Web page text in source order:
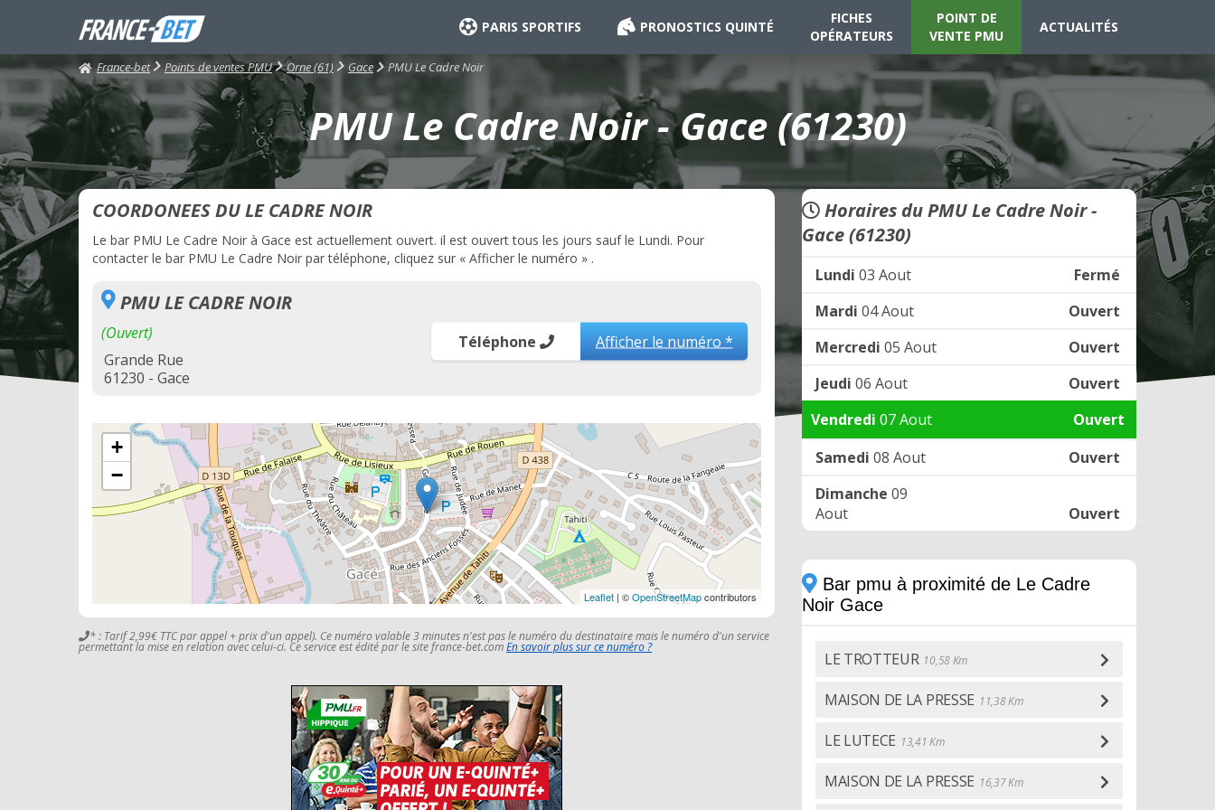
PARIS SPORTIFS PRONOSTICS QUINTÉ
FICHES
OPÉRATEURS
POINT DE
VENTE PMU
ACTUALITÉS
France-bet Points de ventes PMU Orne (61) Gace PMU Le Cadre Noir
PMU Le Cadre Noir - Gace (61230)
COORDONEES DU LE CADRE NOIR
Le bar PMU Le Cadre Noir à Gace est actuellement ouvert. il est ouvert tous les jours sauf le Lundi. Pour
contacter le bar PMU Le Cadre Noir par téléphone, cliquez sur « Afficher le numéro » .
PMU LE CADRE NOIR
(Ouvert)
Grande Rue
61230 - Gace
Téléphone Afficher le numéro *
+
−
Leaflet | ©OpenStreetMapcontributors
* : Tarif 2,99€ TTC par appel + prix d'un appel). Ce numéro valable 3 minutes n'est pas le numéro du destinataire mais le numéro d'un service
permettant la mise en relation avec celui-ci. Ce service est édité par le site france-bet.comEn savoir plus sur ce numéro ?
Horaires du PMU Le Cadre Noir -
Gace (61230)
Lundi 03 Aout
Fermé
Mardi 04 Aout
Ouvert
Mercredi 05 Aout
Ouvert
Jeudi 06 Aout
Ouvert
Vendredi 07 Aout
Ouvert
Samedi 08 Aout
Ouvert
Dimanche 09
Aout
Ouvert
Bar pmu à proximité de Le Cadre
Noir Gace
LE TROTTEUR 10,58 Km
MAISON DE LA PRESSE 11,38 Km
LE LUTECE 13,41 Km
MAISON DE LA PRESSE 16,37 Km